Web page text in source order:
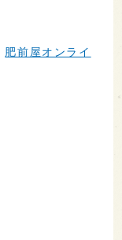
肥前屋オンライ